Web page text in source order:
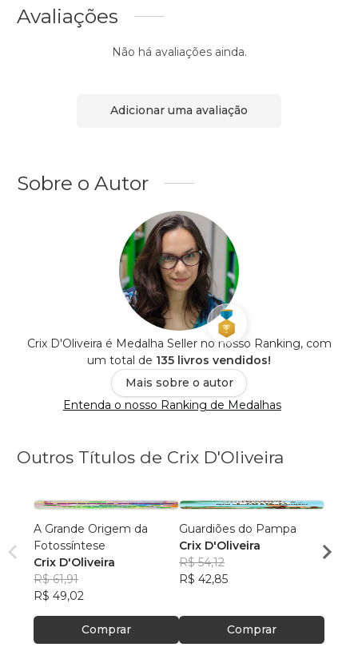
Avaliações
Não há avaliações ainda.
Adicionar uma avaliação
Sobre o Autor
Crix D'Oliveira é Medalha Seller no nosso Ranking, com
um total de 135 livros vendidos!
Mais sobre o autor
Entenda o nosso Ranking de Medalhas
Outros Títulos de Crix D'Oliveira
A Grande Origem da
Fotossíntese
Crix D'Oliveira
R$ 61,91
R$ 49,02
Comprar
Guardiões do Pampa
Crix D'Oliveira
R$ 54,12
R$ 42,85
Comprar
Crix
R$